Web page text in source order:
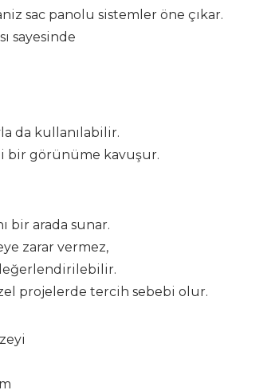
sac panolu sistemler öne çıkar.
sayesinde
da kullanılabilir.
bir görünüme kavuşur.
bir arada sunar.
zarar vermez,
projelerde tercih sebebi olur.